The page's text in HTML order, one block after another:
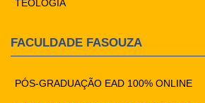
TEOLOGIA
FACULDADE FASOUZA
PÓS-GRADUAÇÃO EAD 100% ONLINE